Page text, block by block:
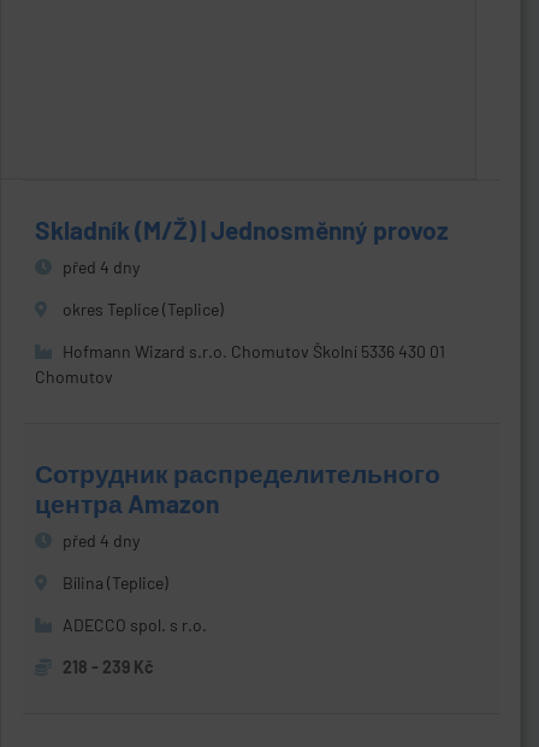
Skladník (M/Ž) | Jednosměnný provoz
před 4 dny
okres Teplice (Teplice)
Hofmann Wizard s.r.o. Chomutov Školní 5336 430 01
Chomutov
Сотрудник распределительного
центра Amazon
před 4 dny
Bílina (Teplice)
ADECCO spol. s r.o.
218 - 239 Kč